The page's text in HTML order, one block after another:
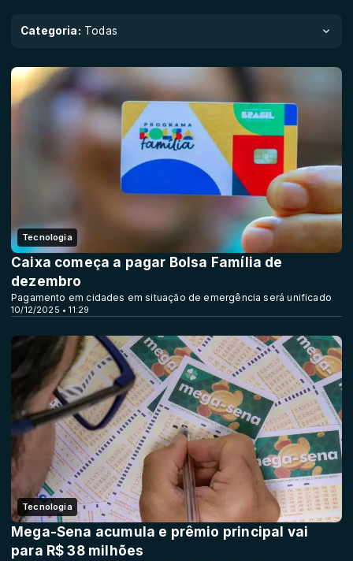
Categoria: Todas
Tecnologia
10/12/2025 • 11:29
Caixa começa a pagar Bolsa Família de
dezembro
Pagamento em cidades em situação de emergência será unificado
Tecnologia
Mega-Sena acumula e prêmio principal vai
para R$ 38 milhões